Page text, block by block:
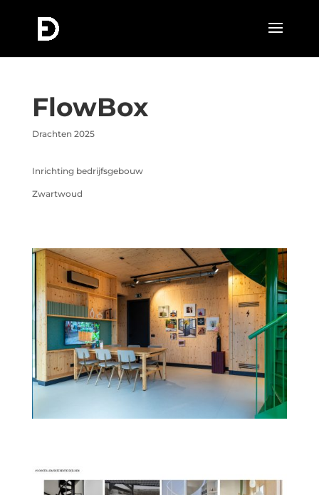
FlowBox
Drachten 2025
Inrichting bedrijfsgebouw
Zwartwoud